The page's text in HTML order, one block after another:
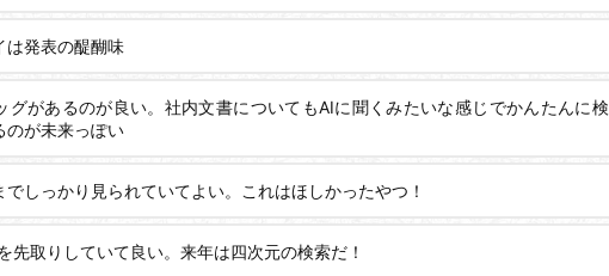
は発表の醍醐味
グがあるのが良い。社内文書についてもAIに聞くみたいな感じでかんたんに検
のが未来っぽい
しっかり見られていてよい。これはほしかったやつ！
先取りしていて良い。来年は四次元の検索だ！